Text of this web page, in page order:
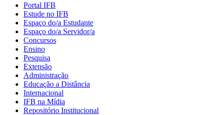
Portal IFB
Estude no IFB
Espaço do/a Estudante
Espaço do/a Servidor/a
Concursos
Ensino
Pesquisa
Extensão
Administração
Educação a Distância
Internacional
IFB na Mídia
Repositório Institucional